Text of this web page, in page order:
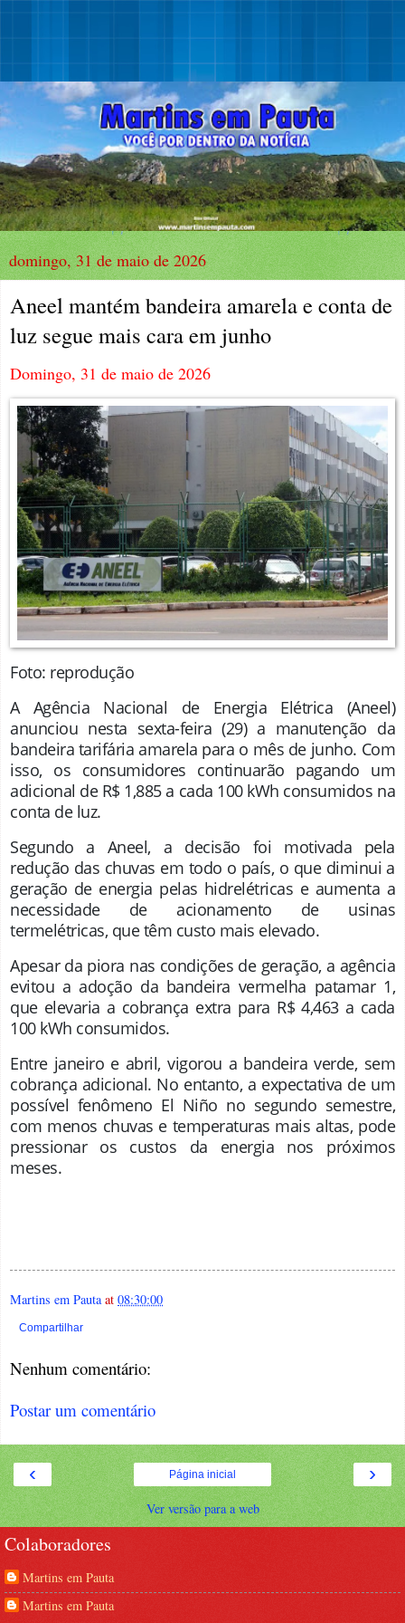
domingo, 31 de maio de 2026
Aneel mantém bandeira amarela e conta de
luz segue mais cara em junho
Domingo, 31 de maio de 2026
Foto: reprodução
A Agência Nacional de Energia Elétrica (Aneel)
anunciou nesta sexta-feira (29) a manutenção da
bandeira tarifária amarela para o mês de junho. Com
isso, os consumidores continuarão pagando um
adicional de R$ 1,885 a cada 100 kWh consumidos na
conta de luz.
Segundo a Aneel, a decisão foi motivada pela
redução das chuvas em todo o país, o que diminui a
geração de energia pelas hidrelétricas e aumenta a
necessidade de acionamento de usinas
termelétricas, que têm custo mais elevado.
Apesar da piora nas condições de geração, a agência
evitou a adoção da bandeira vermelha patamar 1,
que elevaria a cobrança extra para R$ 4,463 a cada
100 kWh consumidos.
Entre janeiro e abril, vigorou a bandeira verde, sem
cobrança adicional. No entanto, a expectativa de um
possível fenômeno El Niño no segundo semestre,
com menos chuvas e temperaturas mais altas, pode
pressionar os custos da energia nos próximos
meses.
Martins em Pauta at 08:30:00
Compartilhar
Nenhum comentário:
Postar um comentário
‹ ›
Página inicial
Ver versão para a web
Colaboradores
Martins em Pauta
Martins em Pauta